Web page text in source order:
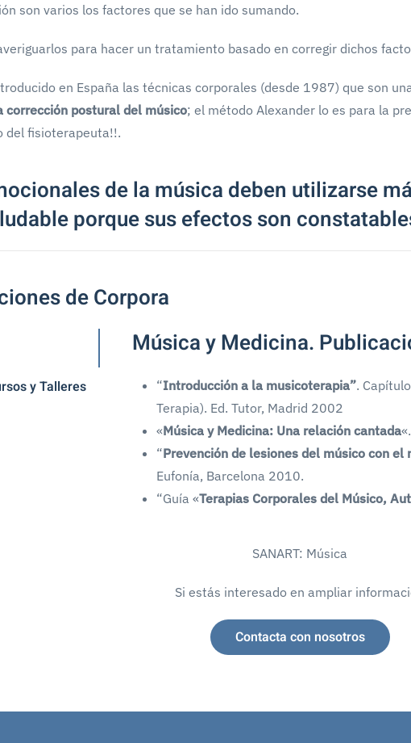
son varios los factores que se han ido sumando.
para hacer un tratamiento basado en corregir dichos
en España las técnicas corporales (desde 1987) que son
corrección postural del músico; el método Alexander lo es para la
del fisioterapeuta!!.
de la música deben utilizarse
porque sus efectos son
de Corpora
y Talleres
Música y Medicina.
“Introducción a la musicoterapia”.
Terapia). Ed. Tutor, Madrid 2002
«Música y Medicina: Una relación cantada
“Prevención de lesiones del músico con el
Eufonía, Barcelona 2010.
“Guía «Terapias Corporales del Músico,
SANART: Música
Si estás interesado en ampliar
Contacta con nosotros